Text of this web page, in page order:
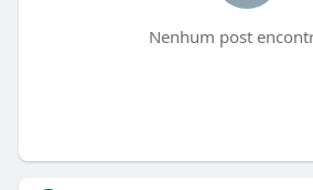
Nenhum post